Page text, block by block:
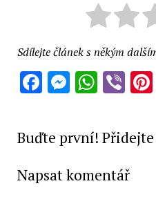
Sdílejte článek s někým
Facebook
Buďte první!
Napsat komentář